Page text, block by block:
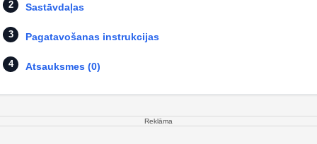
Sastāvdaļas
Pagatavošanas instrukcijas
Atsauksmes (0)
Reklāma